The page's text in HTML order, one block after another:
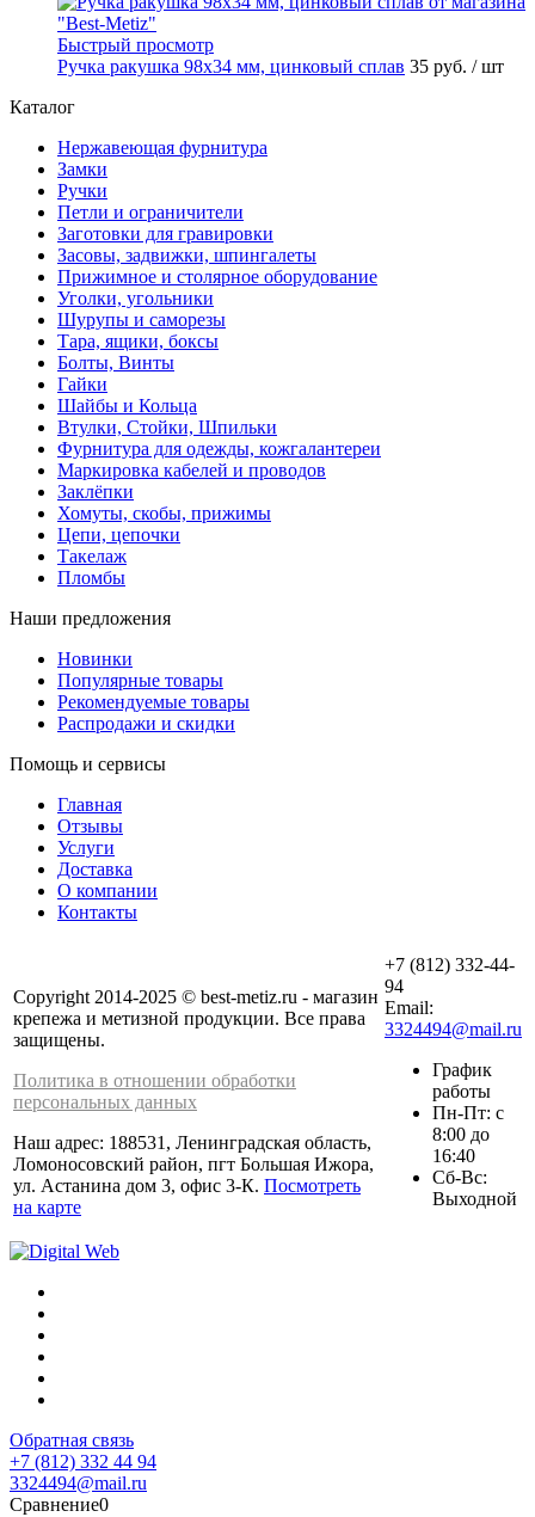
Быстрый просмотр
Ручка ракушка 98x34 мм, цинковый сплав 35 руб. / шт
Каталог
Нержавеющая фурнитура
Замки
Ручки
Петли и ограничители
Заготовки для гравировки
Засовы, задвижки, шпингалеты
Прижимное и столярное оборудование
Уголки, угольники
Шурупы и саморезы
Тара, ящики, боксы
Болты, Винты
Гайки
Шайбы и Кольца
Втулки, Стойки, Шпильки
Фурнитура для одежды, кожгалантереи
Маркировка кабелей и проводов
Заклёпки
Хомуты, скобы, прижимы
Цепи, цепочки
Такелаж
Пломбы
Наши предложения
Новинки
Популярные товары
Рекомендуемые товары
Распродажи и скидки
Помощь и сервисы
Главная
Отзывы
Услуги
Доставка
О компании
Контакты
Copyright 2014-2025 © best-metiz.ru - магазин
крепежа и метизной продукции. Все права
защищены.
Политика в отношении обработки
персональных данных
Наш адрес: 188531, Ленинградская область,
Ломоносовский район, пгт Большая Ижора,
ул. Астанина дом 3, офис 3-К. Посмотреть
на карте
+7 (812) 332-44-
94
Email:
3324494@mail.ru
График
работы
Пн-Пт: с
8:00 до
16:40
Сб-Вс:
Выходной
Обратная связь
+7 (812) 332 44 94
3324494@mail.ru
Сравнение0